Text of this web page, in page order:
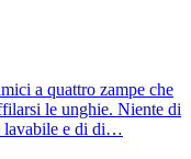
a quattro zampe che
le unghie. Niente di
lavabile e di di…